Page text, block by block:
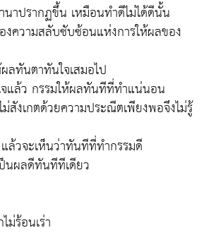
าปรากฏขึ้น เหมือนทำดีไม่ได้ดีนั้น
งความสลับซับซ้อนแห่งการให้ผลของ
ลทันตาทันใจเสมอไป
จแล้ว กรรมให้ผลทันทีที่ทำแน่นอน
สังเกตด้วยความประณีตเพียงพอจึงไม่รู้
ล้วจะเห็นว่าทันทีที่ทำกรรมดี
นผลดีทันทีทีเดียว
ม่ร้อนเร่า